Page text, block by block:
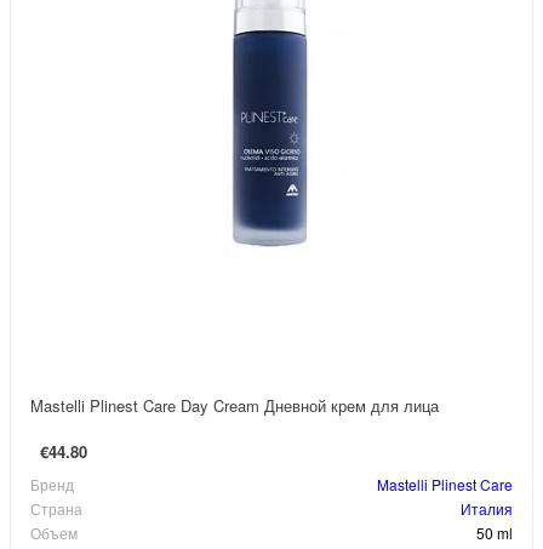
Mastelli Plinest Care Day Cream Дневной крем для лица
€44.80
Бренд
Mastelli Plinest Care
Страна
Италия
Объем
50 ml